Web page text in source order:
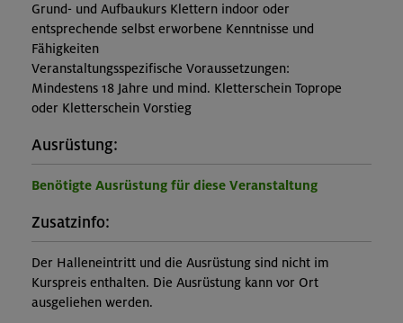
Grund- und Aufbaukurs Klettern indoor oder
entsprechende selbst erworbene Kenntnisse und
Fähigkeiten
Veranstaltungsspezifische Voraussetzungen:
Mindestens 18 Jahre und mind. Kletterschein Toprope
oder Kletterschein Vorstieg
Ausrüstung:
Benötigte Ausrüstung für diese Veranstaltung
Zusatzinfo:
Der Halleneintritt und die Ausrüstung sind nicht im
Kurspreis enthalten. Die Ausrüstung kann vor Ort
ausgeliehen werden.